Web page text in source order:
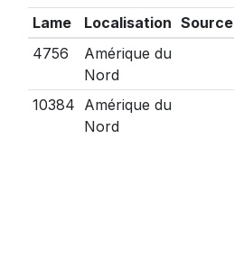
Lame Localisation Source
4756
Amérique du
Nord
10384 Amérique du
Nord